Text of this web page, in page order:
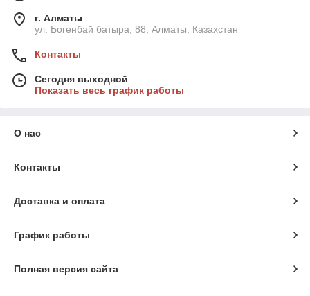
г. Алматы
ул. Богенбай батыра, 88, Алматы, Казахстан
Контакты
Сегодня выходной
Показать весь график работы
О нас
Контакты
Доставка и оплата
График работы
Полная версия сайта